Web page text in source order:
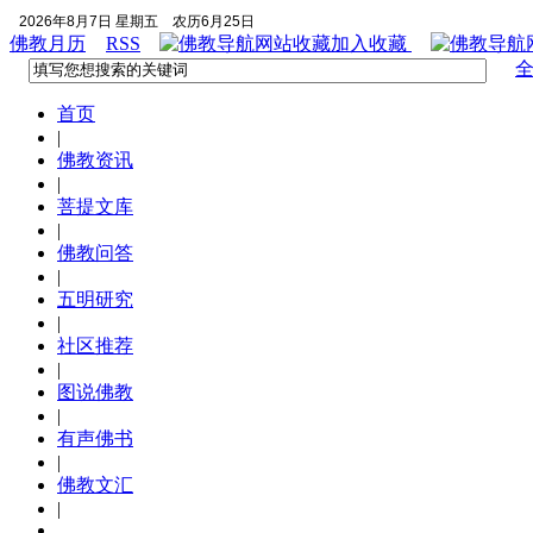
2026年8月7日 星期五 农历6月25日
佛教月历 RSS 加入收藏
首页
|
佛教资讯
|
菩提文库
|
佛教问答
|
五明研究
|
社区推荐
|
图说佛教
|
有声佛书
|
佛教文汇
|